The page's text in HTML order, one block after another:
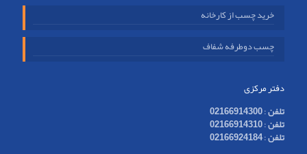
خرید چسب از کارخانه
چسب دوطرفه شفاف
دفتر مرکزی
تلفن:
02166914300
تلفن:
02166914310
تلفن:
02166924184